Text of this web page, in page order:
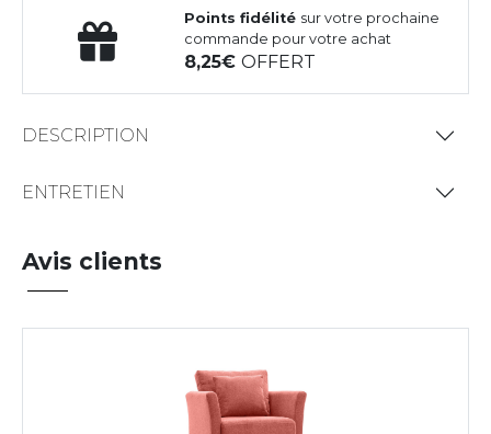
Points fidélité sur votre prochaine
commande pour votre achat
8,25OFFERT
DESCRIPTION
ENTRETIEN
Avis clients